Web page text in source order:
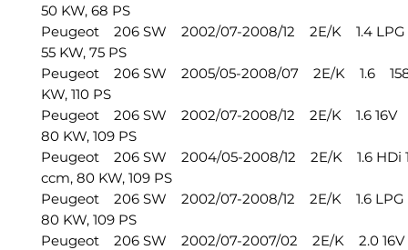
50 KW, 68 PS
Peugeot 206 SW 2002/07-2008/12 2E/K 1.4 LPG
55 KW, 75 PS
Peugeot 206 SW 2005/05-2008/07 2E/K 1.6
KW, 110 PS
Peugeot 206 SW 2002/07-2008/12 2E/K 1.6 16V
80 KW, 109 PS
Peugeot 206 SW 2004/05-2008/12 2E/K 1.6 HDi
ccm, 80 KW, 109 PS
Peugeot 206 SW 2002/07-2008/12 2E/K 1.6 LPG
80 KW, 109 PS
Peugeot 206 SW 2002/07-2007/02 2E/K 2.0 16V